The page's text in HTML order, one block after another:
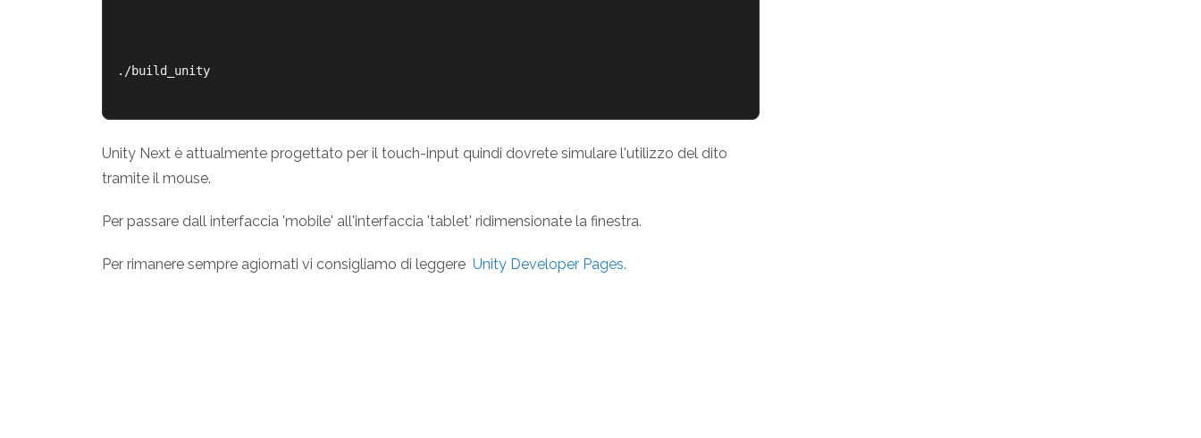
./build_unity
Unity Next è attualmente progettato per il touch-input quindi dovrete simulare l'utilizzo del dito
tramite il mouse.
Per passare dall interfaccia 'mobile' all'interfaccia 'tablet' ridimensionate la finestra.
Per rimanere sempre agiornati vi consigliamo di leggere Unity Developer Pages.